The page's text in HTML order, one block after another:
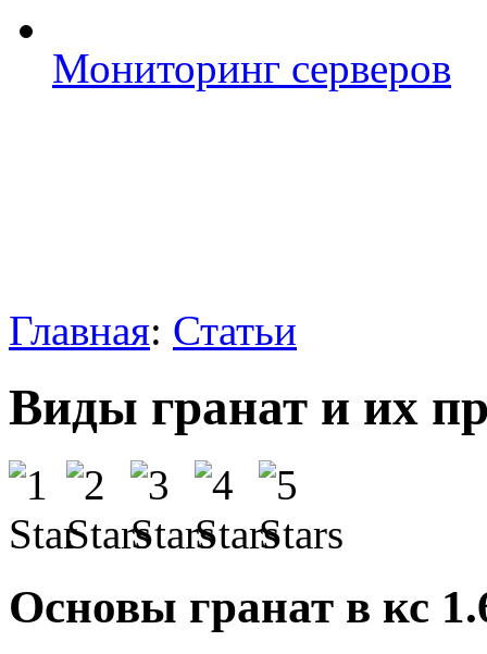
Мониторинг серверов
Главная: Статьи
Виды гранат и их
Основы гранат в кс